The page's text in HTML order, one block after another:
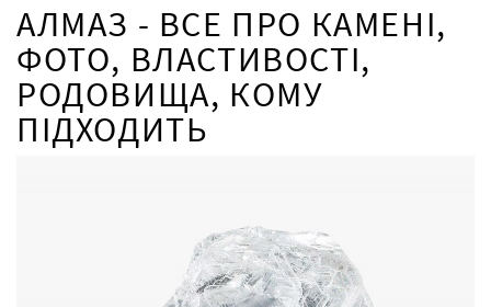
АЛМАЗ - ВСЕ ПРО КАМЕНІ,
ФОТО, ВЛАСТИВОСТІ,
РОДОВИЩА, КОМУ
ПІДХОДИТЬ